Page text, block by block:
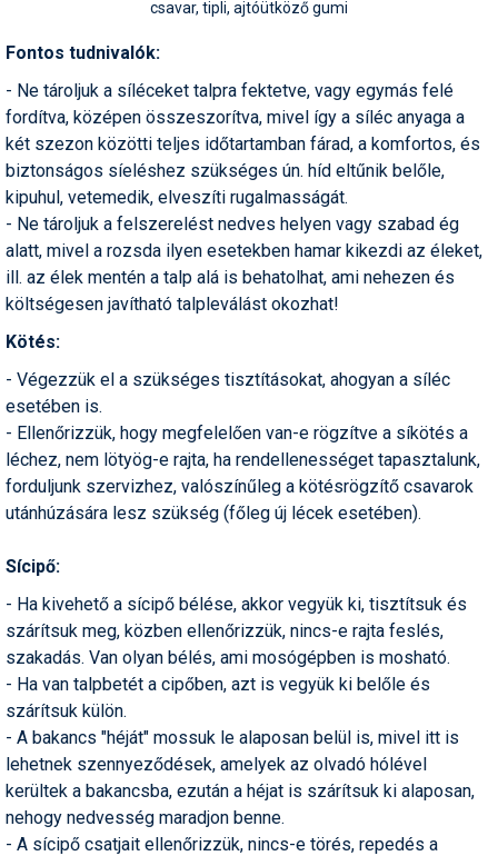
Történelem
Túrasí
Utasbiztosítás
Utazási tippek
Védőfelszerelés
Wellness
csavar, tipli, ajtóütköző gumi
Fontos tudnivalók:
- Ne tároljuk a síléceket talpra fektetve, vagy egymás felé
fordítva, középen összeszorítva, mivel így a síléc anyaga a
két szezon közötti teljes időtartamban fárad, a komfortos, és
biztonságos síeléshez szükséges ún. híd eltűnik belőle,
kipuhul, vetemedik, elveszíti rugalmasságát.
- Ne tároljuk a felszerelést nedves helyen vagy szabad ég
alatt, mivel a rozsda ilyen esetekben hamar kikezdi az éleket,
ill. az élek mentén a talp alá is behatolhat, ami nehezen és
költségesen javítható talpleválást okozhat!
Kötés:
- Végezzük el a szükséges tisztításokat, ahogyan a síléc
esetében is.
- Ellenőrizzük, hogy megfelelően van-e rögzítve a síkötés a
léchez, nem lötyög-e rajta, ha rendellenességet tapasztalunk,
forduljunk szervizhez, valószínűleg a kötésrögzítő csavarok
utánhúzására lesz szükség (főleg új lécek esetében).
Sícipő:
- Ha kivehető a sícipő bélése, akkor vegyük ki, tisztítsuk és
szárítsuk meg, közben ellenőrizzük, nincs-e rajta feslés,
szakadás. Van olyan bélés, ami mosógépben is mosható.
- Ha van talpbetét a cipőben, azt is vegyük ki belőle és
szárítsuk külön.
- A bakancs "héját" mossuk le alaposan belül is, mivel itt is
lehetnek szennyeződések, amelyek az olvadó hólével
kerültek a bakancsba, ezután a héjat is szárítsuk ki alaposan,
nehogy nedvesség maradjon benne.
- A sícipő csatjait ellenőrizzük, nincs-e törés, repedés a